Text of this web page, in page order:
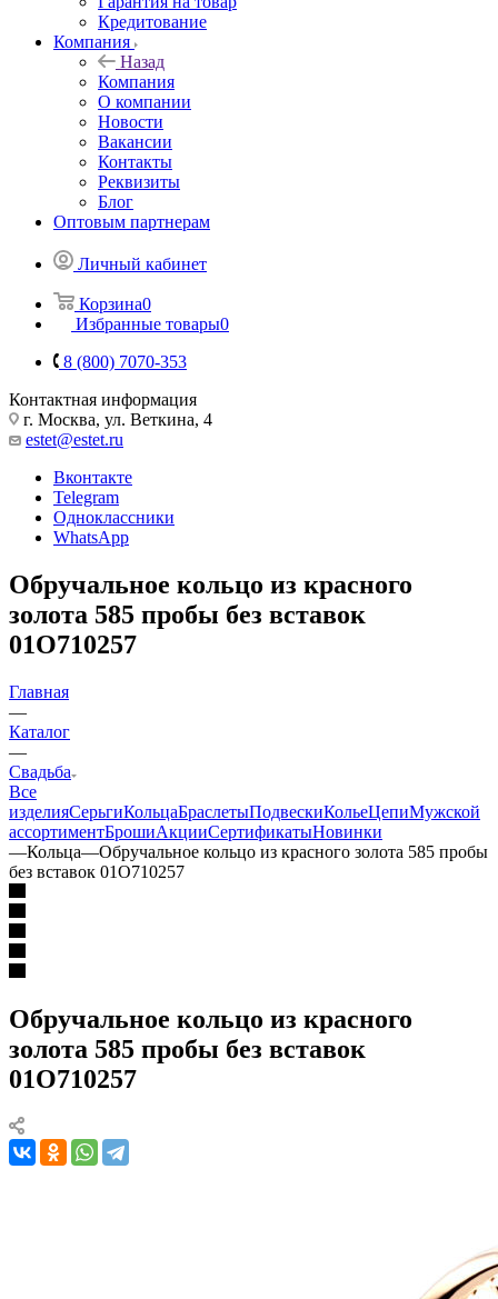
Кредитование
Компания
Назад
Компания
О компании
Новости
Вакансии
Контакты
Реквизиты
Блог
Оптовым партнерам
Личный кабинет
Корзина0
Избранные товары0
8 (800) 7070-353
Контактная информация
г. Москва, ул. Веткина, 4
estet@estet.ru
Вконтакте
Telegram
Одноклассники
WhatsApp
Обручальное кольцо из красного
золота 585 пробы без вставок
01О710257
Главная
—
Каталог
—
Свадьба
Все
изделияСерьгиКольцаБраслетыПодвескиКольеЦепиМужской
ассортиментБрошиАкцииСертификатыНовинки
—Кольца—Обручальное кольцо из красного золота 585 пробы
без вставок 01О710257
Обручальное кольцо из красного
золота 585 пробы без вставок
01О710257